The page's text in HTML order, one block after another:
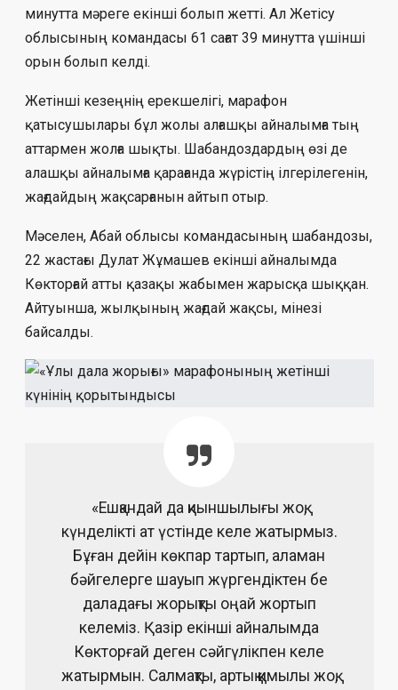
минутта мәреге екінші болып жетті. Ал Жетісу
облысының командасы 61 сағат 39 минутта үшінші
орын болып келді.
Жетінші кезеңнің ерекшелігі, марафон
қатысушылары бұл жолы алғашқы айналымға тың
аттармен жолға шықты. Шабандоздардың өзі де
алашқы айналымға қарағанда жүрістің ілгерілегенін,
жағдайдың жақсарғанын айтып отыр.
Мәселен, Абай облысы командасының шабандозы,
22 жастағы Дулат Жұмашев екінші айналымда
Көкторғай атты қазақы жабымен жарысқа шыққан.
Айтуынша, жылқының жағдай жақсы, мінезі
байсалды.
«Ешқандай да қиыншылығы жоқ,
күнделікті ат үстінде келе жатырмыз.
Бұған дейін көкпар тартып, аламан
бәйгелерге шауып жүргендіктен бе
даладағы жорықты оңай жортып
келеміз. Қазір екінші айналымда
Көкторғай деген сәйгүлікпен келе
жатырмын. Салмақты, артық қимылы жоқ,